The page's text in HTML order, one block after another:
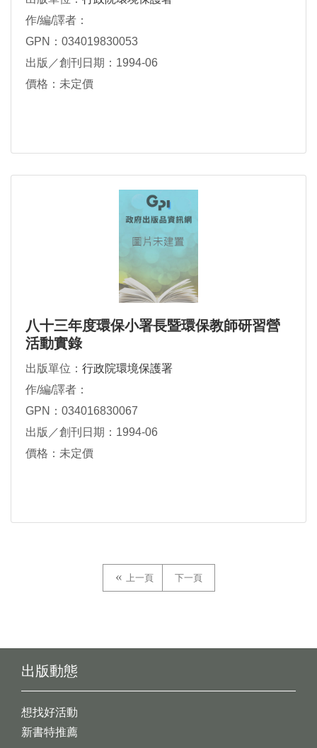
作/編/譯者：
GPN：034019830053
出版／創刊日期：1994-06
價格：未定價
八十三年度環保小署長暨環保教師研習營
活動實錄
出版單位： 行政院環境保護署
作/編/譯者：
GPN：034016830067
出版／創刊日期：1994-06
價格：未定價
上一頁 下一頁
出版動態
想找好活動
新書特推薦